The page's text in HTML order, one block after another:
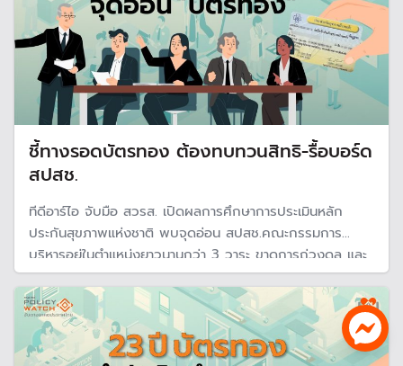
ชี้ทางรอดบัตรทอง ต้องทบทวนสิทธิ-รื้อบอร์ด
สปสช.
ทีดีอาร์ไอ จับมือ สวรส. เปิดผลการศึกษาการประเมินหลัก
ประกันสุขภาพแห่งชาติ พบจุดอ่อน สปสช.คณะกรรมการ
บริหารอยู่ในตำแหน่งยาวนานกว่า 3 วาระ ขาดการถ่วงดุล และ
ขาดมุมมองที่รอบด้าน ห่วงกระทบความยั่งยืนของระบบ เสนอ
ทบทวนชุดสิทธิประโยชน์ พร้อมปรับวิธีคิด-บริหารกองทุนใหม่
โปร่งใสและตรวจสอบได้